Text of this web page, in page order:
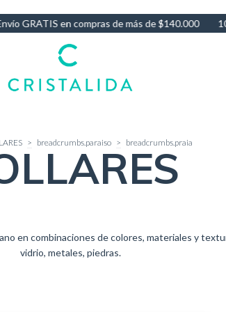
10% OFF por Transferencia - 3 Cuotas
> breadcrumbs.paraiso > breadcrumbs.praia
en combinaciones de colores, materiales y
vidrio, metales, piedras.